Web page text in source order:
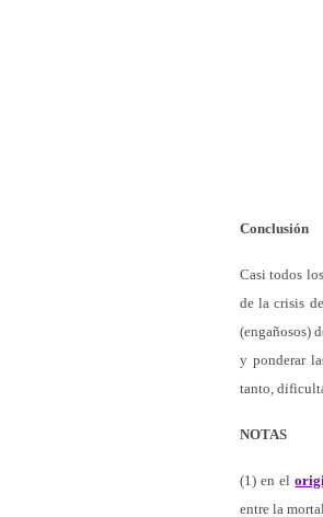
Conclusión
Casi todos
de la crisis
(engañosos)
y ponderar
tanto,
NOTAS
(1) en el
entre la